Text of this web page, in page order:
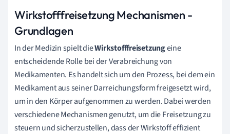
Wirkstofffreisetzung Mechanismen -
Grundlagen
In der Medizin spielt dieWirkstofffreisetzungeine
entscheidende Rolle bei der Verabreichung von
Medikamenten. Es handelt sich um den Prozess, bei dem ein
Medikament aus seiner Darreichungsform freigesetzt wird,
um in den Körper aufgenommen zu werden. Dabei werden
verschiedene Mechanismen genutzt, um die Freisetzung zu
steuern und sicherzustellen, dass der Wirkstoff effizient